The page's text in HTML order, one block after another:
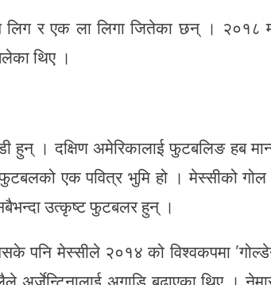
लिग र एक ला लिगा जितेका छन् । २०१८
थिए ।
हुन् । दक्षिण अमेरिकालाई फुटबलिङ हब
एक पवित्र भुमि हो । मेस्सीको गोल
उत्कृष्ट फुटबलर हुन् ।
नसके पनि मेस्सीले २०१४ को विश्वकपमा